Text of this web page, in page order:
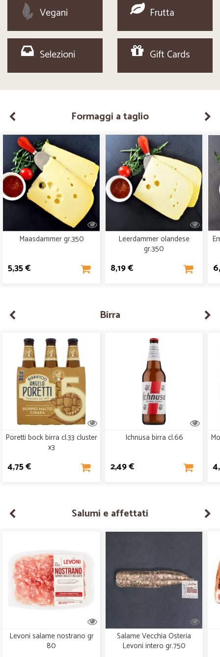
Vegani Frutta
Selezioni Gift Cards
Formaggi a taglio
Maasdammer gr.350
5,35 €
Leerdammer olandese
gr.350
8,19 €
Birra
Poretti bock birra cl.33 cluster
x3
4,75 €
Ichnusa birra cl.66
2,49 €
Salumi e affettati
Levoni salame nostrano gr
80
Salame Vecchia Osteria
Levoni intero gr.750